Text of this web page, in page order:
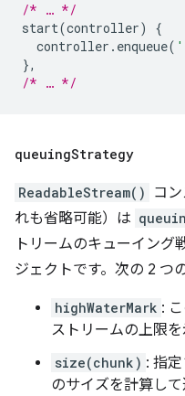
/* … */
start(controller)
{
controller . enqueue(
},
/* … */
queuingStrategy
ReadableStream()
コ
れも省略可能）は
トリームのキューイング
ジェクトです。次の 2 つ
highWaterMark :
ストリームの上限を
size(chunk) : 指
のサイズを計算し